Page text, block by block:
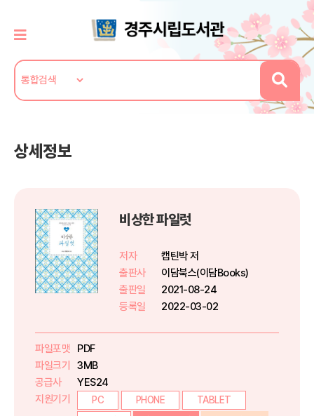
상세정보
비상한 파일럿
저자
캡틴박 저
출판사
이담북스(이담Books)
출판일
2021-08-24
등록일
2022-03-02
파일포맷
PDF
파일크기
3MB
공급사
YES24
지원기기
PC PHONE
TABLET